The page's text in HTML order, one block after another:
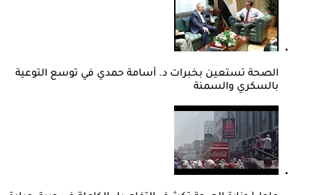
الصحة تستعين بخبرات د. أسامة حمدي في توسع التوعية
بالسكري والسمنة